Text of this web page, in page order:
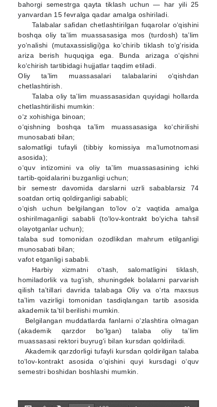
bahorgi semestrga qayta tiklash uchun — har yili 25
yanvardan 15 fevralga qadar amalga oshiriladi.
Talabalar safidan chetlashtirilgan fuqarolar o‘qishini
boshqa oliy ta’lim muassasasiga mos (turdosh) ta’lim
yo‘nalishi (mutaxassisligi)ga ko‘chirib tiklash to‘g‘risida
ariza berish huquqiga ega. Bunda arizaga o‘qishni
ko‘chirish tartibidagi hujjatlar taqdim etiladi.
Oliy ta’lim muassasalari talabalarini o‘qishdan
chetlashtirish.
Talaba oliy ta’lim muassasasidan quyidagi hollarda
chetlashtirilishi mumkin:
o‘z xohishiga binoan;
o‘qishning boshqa ta’lim muassasasiga ko‘chirilishi
munosabati bilan;
salomatligi tufayli (tibbiy komissiya ma’lumotnomasi
asosida);
o‘quv intizomini va oliy ta’lim muassasasining ichki
tartib-qoidalarini buzganligi uchun;
bir semestr davomida darslarni uzrli sabablarsiz 74
soatdan ortiq qoldirganligi sababli;
o‘qish uchun belgilangan to‘lov o‘z vaqtida amalga
oshirilmaganligi sababli (to‘lov-kontrakt bo‘yicha tahsil
olayotganlar uchun);
talaba sud tomonidan ozodlikdan mahrum etilganligi
munosabati bilan;
vafot etganligi sababli.
Harbiy xizmatni o‘tash, salomatligini tiklash,
homiladorlik va tug‘ish, shuningdek bolalarni parvarish
qilish ta’tillari davrida talabaga Oliy va o‘rta maxsus
ta’lim vazirligi tomonidan tasdiqlangan tartib asosida
akademik ta’til berilishi mumkin.
Belgilangan muddatlarda fanlarni o‘zlashtira olmagan
(akademik qarzdor bo‘lgan) talaba oliy ta’lim
muassasasi rektori buyrug‘i bilan kursdan qoldiriladi.
Akademik qarzdorligi tufayli kursdan qoldirilgan talaba
to‘lov-kontrakt asosida o‘qishini quyi kursdagi o‘quv
semestri boshidan boshlashi mumkin.